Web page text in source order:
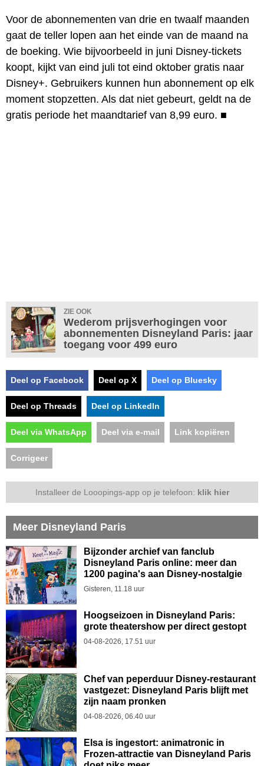
Voor de abonnementen van drie en twaalf maanden
gaat de teller lopen aan het einde van de maand na
de boeking. Wie bijvoorbeeld in juni Disney-tickets
koopt, kijkt van eind juli tot eind oktober gratis naar
Disney+. Gebruikers kunnen hun abonnement op elk
moment stopzetten. Als dat niet gebeurt, geldt na de
gratis periode het maandtarief van 8,99 euro. ■
ZIE OOK
Wederom prijsverhogingen voor
abonnementen Disneyland Paris: jaar
toegang voor 499 euro
Deel op Facebook Deel op X Deel op Bluesky
Deel op Threads Deel op LinkedIn
Deel via WhatsApp Deel via e-mail Link kopiëren
Corrigeer
Installeer de Looopings-app op je telefoon: klik hier
Meer Disneyland Paris
Bijzonder archief van fanclub
Disneyland Paris online: meer dan
1200 pagina's aan Disney-nostalgie
Gisteren, 11.18 uur
Hoogseizoen in Disneyland Paris:
grote theatershow per direct gestopt
04-08-2026, 17.51 uur
Chef van peperduur Disney-restaurant
vastgezet: Disneyland Paris blijft met
zijn naam pronken
04-08-2026, 06.40 uur
Elsa is ingestort: animatronic in
Frozen-attractie van Disneyland Paris